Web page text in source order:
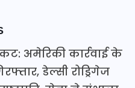
अमेरिकी कार्रवाई के
डेल्सी रोड्रिगेज